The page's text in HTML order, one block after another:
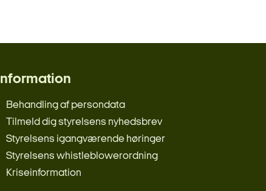
Information
Behandling af persondata
Tilmeld dig styrelsens nyhedsbrev
Styrelsens igangværende høringer
Styrelsens whistleblowerordning
Kriseinformation